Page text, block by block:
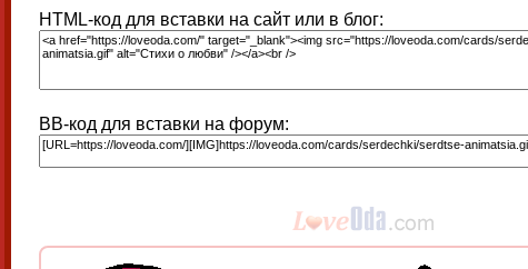
HTML-код для вставки на сайт или в блог:
BB-код для вставки на форум: